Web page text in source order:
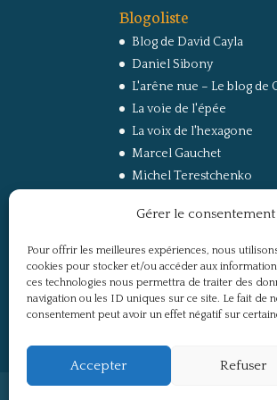
Gérer le
Pour offrir les meilleures expériences, nous
cookies pour stocker et/ou accéder aux
ces technologies nous permettra de traiter des
navigation ou les ID uniques sur ce site. Le fait de
consentement peut avoir un effet négatif sur
Accepter Refuser
Blogoliste
Blog de David Cayla
Daniel Sibony
L'arêne nue – Le blog de
La voie de l'épée
La voix de l'hexagone
Marcel Gauchet
Michel Terestchenko
RussEurope – Le Carnet
Secret Défense
Un regard sur la Russie